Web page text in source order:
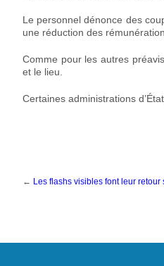
Le personnel dénonce des
une réduction des
Comme pour les autres
et le lieu.
Certaines administrations
← Les flashs visibles font leur